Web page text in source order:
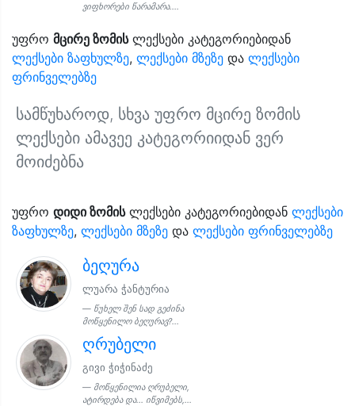
ვიფხორები წარამარა....
უფრო მცირე ზომისლექსები კატეგორიებიდან
ლექსები ზაფხულზე, ლექსები მზეზე და ლექსები
ფრინველებზე
სამწუხაროდ, სხვა უფრო მცირე ზომის
ლექსები ამავეე კატეგორიიდან ვერ
მოიძებნა
უფრო დიდი ზომისლექსები კატეგორიებიდან ლექსები
ზაფხულზე, ლექსები მზეზე და ლექსები ფრინველებზე
ბეღურა
ლუარა ჭანტურია
წუხელ შენ სად გეძინა
მოწყენილო ბეღურავ?...
ღრუბელი
გივი ჭიჭინაძე
მოწყენილია ღრუბელი,
ატირდება და... იწვიმებს,...